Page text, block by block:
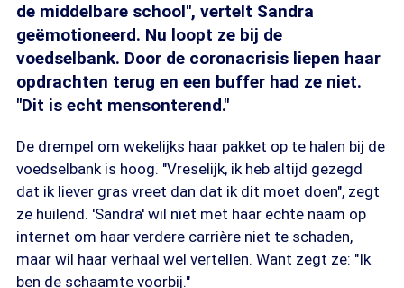
de middelbare school", vertelt Sandra
geëmotioneerd. Nu loopt ze bij de
voedselbank. Door de coronacrisis liepen haar
opdrachten terug en een buffer had ze niet.
"Dit is echt mensonterend."
De drempel om wekelijks haar pakket op te halen bij de
voedselbank is hoog. "Vreselijk, ik heb altijd gezegd
dat ik liever gras vreet dan dat ik dit moet doen", zegt
ze huilend. 'Sandra' wil niet met haar echte naam op
internet om haar verdere carrière niet te schaden,
maar wil haar verhaal wel vertellen. Want zegt ze: "Ik
ben de schaamte voorbij."